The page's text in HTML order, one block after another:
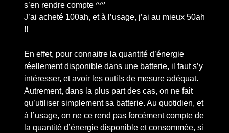
s’en rendre compte ^^’
J’ai acheté 100ah, et à l’usage, j’ai au mieux 50ah
!!
En effet, pour connaitre la quantité d’énergie
réellement disponible dans une batterie, il faut s’y
intéresser, et avoir les outils de mesure adéquat.
Autrement, dans la plus part des cas, on ne fait
qu’utiliser simplement sa batterie. Au quotidien, et
à l’usage, on ne ce rend pas forcément compte de
la quantité d’énergie disponible et consommée, si